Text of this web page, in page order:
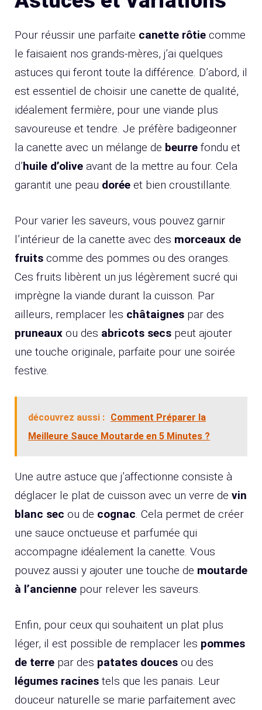
Pour réussir une parfaite canette rôtie comme
le faisaient nos grands-mères, j’ai quelques
astuces qui feront toute la différence. D’abord, il
est essentiel de choisir une canette de qualité,
idéalement fermière, pour une viande plus
savoureuse et tendre. Je préfère badigeonner
la canette avec un mélange de beurre fondu et
d’huile d’olive avant de la mettre au four. Cela
garantit une peau dorée et bien croustillante.
Pour varier les saveurs, vous pouvez garnir
l’intérieur de la canette avec des morceaux de
fruits comme des pommes ou des oranges.
Ces fruits libèrent un jus légèrement sucré qui
imprègne la viande durant la cuisson. Par
ailleurs, remplacer les châtaignes par des
pruneaux ou des abricots secs peut ajouter
une touche originale, parfaite pour une soirée
festive.
découvrez aussi : Comment Préparer la
Meilleure Sauce Moutarde en 5 Minutes ?
Une autre astuce que j’affectionne consiste à
déglacer le plat de cuisson avec un verre de vin
blanc sec ou de cognac. Cela permet de créer
une sauce onctueuse et parfumée qui
accompagne idéalement la canette. Vous
pouvez aussi y ajouter une touche de moutarde
à l’ancienne pour relever les saveurs.
Enfin, pour ceux qui souhaitent un plat plus
léger, il est possible de remplacer les pommes
de terre par des patates douces ou des
légumes racines tels que les panais. Leur
douceur naturelle se marie parfaitement avec